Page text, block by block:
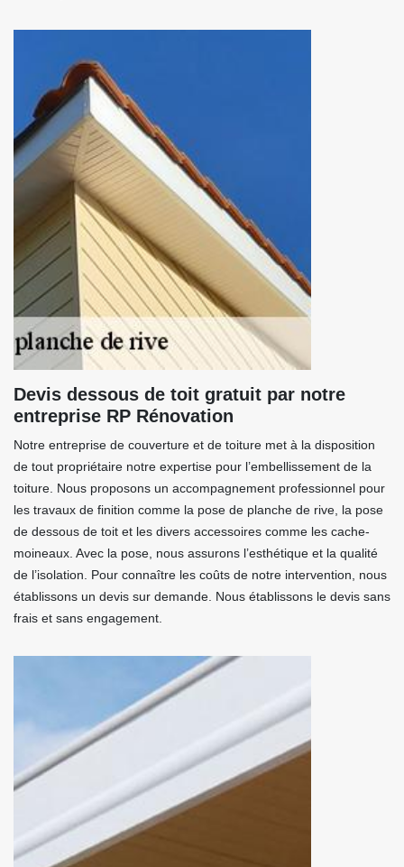
Devis dessous de toit gratuit par notre
entreprise RP Rénovation
Notre entreprise de couverture et de toiture met à la disposition
de tout propriétaire notre expertise pour l’embellissement de la
toiture. Nous proposons un accompagnement professionnel pour
les travaux de finition comme la pose de planche de rive, la pose
de dessous de toit et les divers accessoires comme les cache-
moineaux. Avec la pose, nous assurons l’esthétique et la qualité
de l’isolation. Pour connaître les coûts de notre intervention, nous
établissons un devis sur demande. Nous établissons le devis sans
frais et sans engagement.